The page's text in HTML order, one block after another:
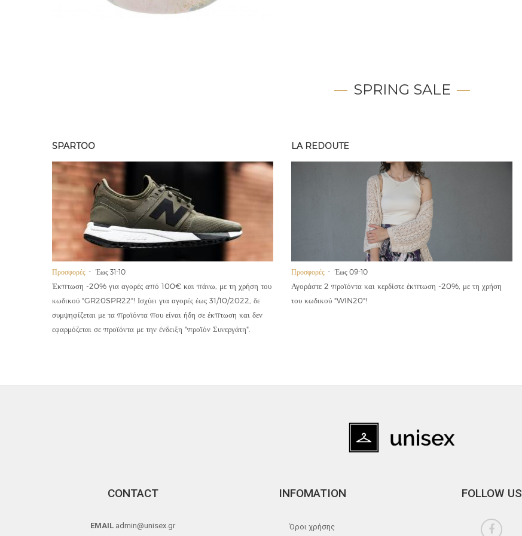
SPRING SALE
SPARTOO
Προσφορές Έως 31-10
Έκπτωση -20% για αγορές από 100€ και πάνω, με τη χρήση του
κωδικού "GR20SPR22"! Ισχύει για αγορές έως 31/10/2022, δε
συμψηφίζεται με τα προϊόντα που είναι ήδη σε έκπτωση και δεν
εφαρμόζεται σε προϊόντα με την ένδειξη "προϊόν Συνεργάτη".
LA REDOUTE
Προσφορές Έως 09-10
Αγοράστε 2 προϊόντα και κερδίστε έκπτωση -20%, με τη χρήση
του κωδικού "WIN20"!
CONTACT
EMAIL admin@unisex.gr
INFOMATION
Όροι χρήσης
FOLLOW US